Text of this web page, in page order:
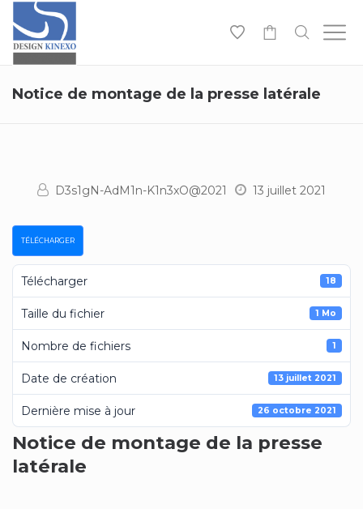
Notice de montage de la presse latérale
D3s1gN-AdM1n-K1n3xO@2021 13 juillet 2021
TÉLÉCHARGER
Télécharger 18
Taille du fichier 1 Mo
Nombre de fichiers 1
Date de création 13 juillet 2021
Dernière mise à jour 26 octobre 2021
Notice de montage de la presse
latérale